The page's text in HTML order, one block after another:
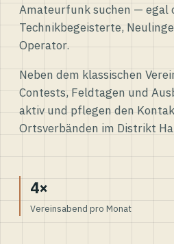
Amateurfunk suchen — egal
Technikbegeisterte,
Operator.
Neben dem klassischen
Contests, Feldtagen und
aktiv und pflegen den
Ortsverbänden im Distrikt
4×
Vereinsabend pro Monat